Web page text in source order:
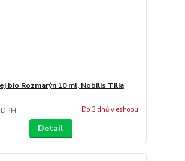
bio Rozmarýn 10 ml, Nobilis Tilia
Do 3 dnů v eshopu
Detail